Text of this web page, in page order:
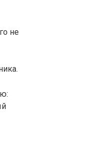
не